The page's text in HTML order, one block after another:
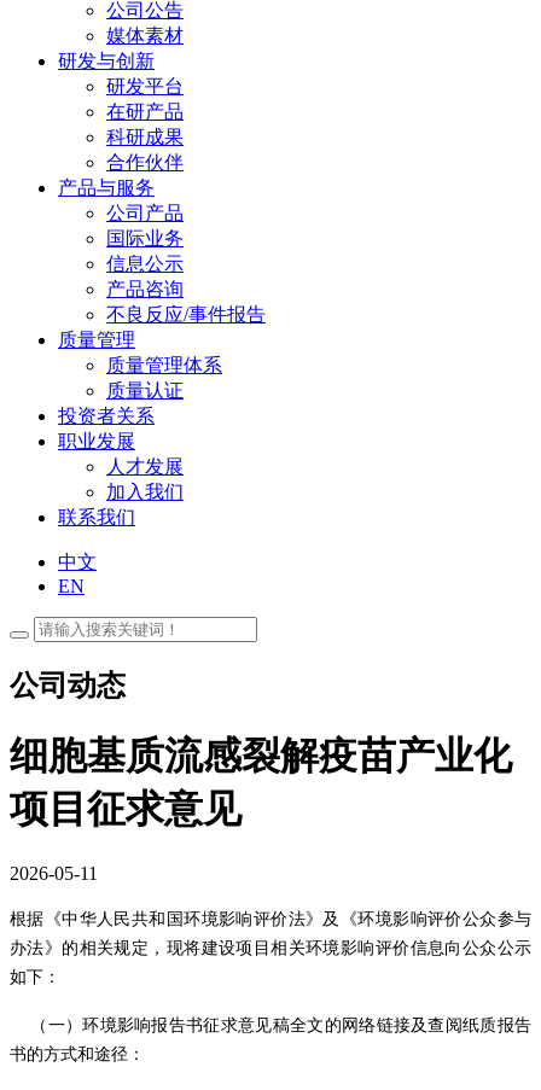
公司公告
媒体素材
研发与创新
研发平台
在研产品
科研成果
合作伙伴
产品与服务
公司产品
国际业务
信息公示
产品咨询
不良反应/事件报告
质量管理
质量管理体系
质量认证
投资者关系
职业发展
人才发展
加入我们
联系我们
中文
EN
公司动态
细胞基质流感裂解疫苗产业化
项目征求意见
2026-05-11
根据《中华人民共和国环境影响评价法》及《环境影响评价公众参与
办法》的相关规定，现将建设项目相关环境影响评价信息向公众公示
如下：
（一）环境影响报告书征求意见稿全文的网络链接及查阅纸质报告
书的方式和途径：